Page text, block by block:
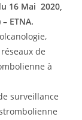
16 Mai 2020,
ETNA.
de
à
surveillance